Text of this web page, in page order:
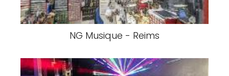
NG Musique - Reims